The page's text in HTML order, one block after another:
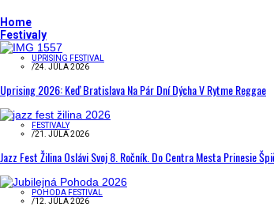
Home
Festivaly
UPRISING FESTIVAL
/24. JÚLA 2026
Uprising 2026: Keď Bratislava Na Pár Dní Dýcha V Rytme Reggae
FESTIVALY
/21. JÚLA 2026
Jazz Fest Žilina Oslávi Svoj 8. Ročník. Do Centra Mesta Prinesie
POHODA FESTIVAL
/12. JÚLA 2026